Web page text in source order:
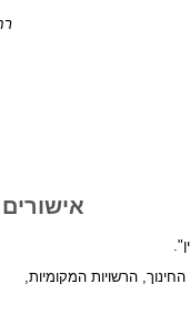
אישורים
הרשויות המקומיות,